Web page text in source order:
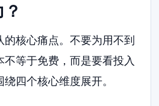
核心痛点。不要为用不到
等于免费，而是要看投入
四个核心维度展开。